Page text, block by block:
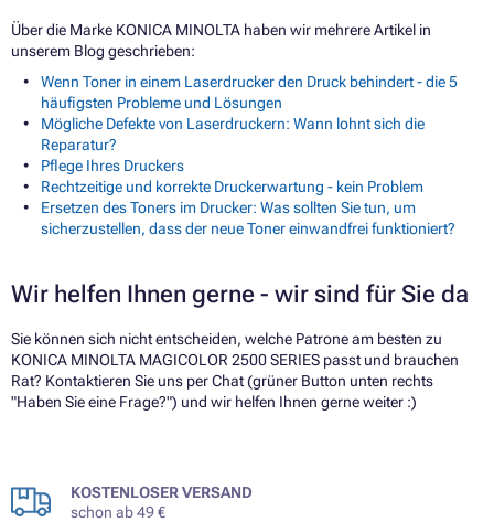
Über die Marke KONICA MINOLTA haben wir mehrere Artikel in
unserem Blog geschrieben:
Wenn Toner in einem Laserdrucker den Druck behindert - die 5
häufigsten Probleme und Lösungen
Mögliche Defekte von Laserdruckern: Wann lohnt sich die
Reparatur?
Pflege Ihres Druckers
Rechtzeitige und korrekte Druckerwartung - kein Problem
Ersetzen des Toners im Drucker: Was sollten Sie tun, um
sicherzustellen, dass der neue Toner einwandfrei funktioniert?
Wir helfen Ihnen gerne - wir sind für Sie da
Sie können sich nicht entscheiden, welche Patrone am besten zu
KONICA MINOLTA MAGICOLOR 2500 SERIES passt und brauchen
Rat? Kontaktieren Sie uns per Chat (grüner Button unten rechts
"Haben Sie eine Frage?") und wir helfen Ihnen gerne weiter :)
KOSTENLOSER VERSAND
schon ab 49 €